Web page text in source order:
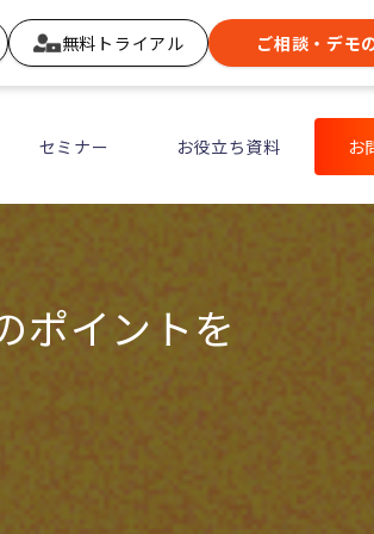
無料トライアル ご相談・デモ
セミナー お役立ち資料 お
ポイントを